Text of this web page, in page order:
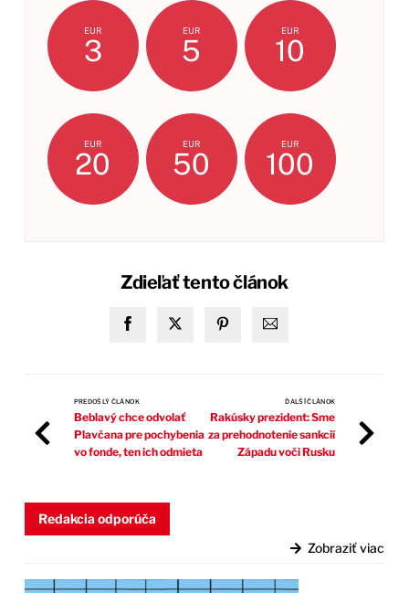
EUR
3
EUR
5
EUR
10
EUR
20
EUR
50
EUR
100
Zdieľať tento článok
PREDOŠLÝ ČLÁNOK
Beblavý chce odvolať
Plavčana pre pochybenia
vo fonde, ten ich odmieta
ĎALŠÍ ČLÁNOK
Rakúsky prezident: Sme
za prehodnotenie sankcií
Západu voči Rusku
Redakcia odporúča
Zobraziť viac